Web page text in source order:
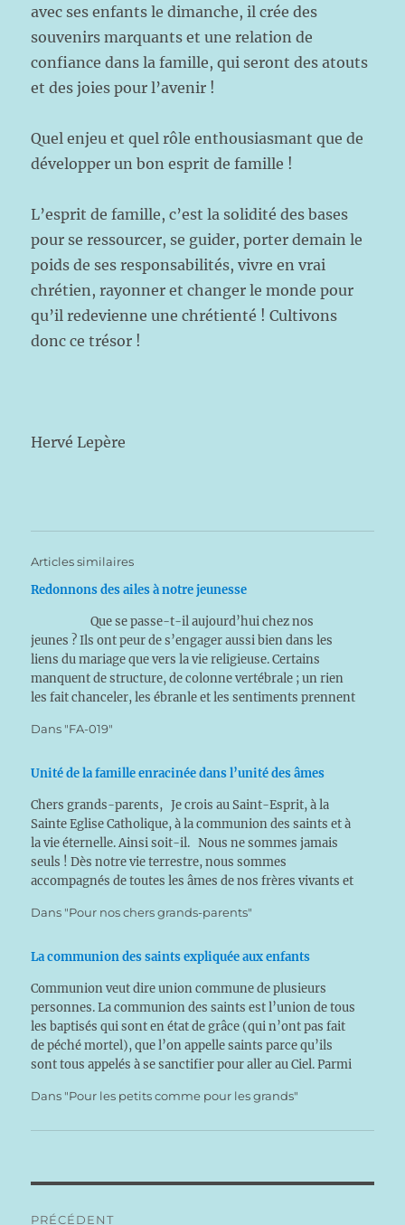
avec ses enfants le dimanche, il crée des
souvenirs marquants et une relation de
confiance dans la famille, qui seront des atouts
et des joies pour l’avenir !
Quel enjeu et quel rôle enthousiasmant que de
développer un bon esprit de famille !
L’esprit de famille, c’est la solidité des bases
pour se ressourcer, se guider, porter demain le
poids de ses responsabilités, vivre en vrai
chrétien, rayonner et changer le monde pour
qu’il redevienne une chrétienté ! Cultivons
donc ce trésor !
Hervé Lepère
Articles similaires
Redonnons des ailes à notre jeunesse
Que se passe-t-il aujourd’hui chez nos
jeunes ? Ils ont peur de s’engager aussi bien dans les
liens du mariage que vers la vie religieuse. Certains
manquent de structure, de colonne vertébrale ; un rien
les fait chanceler, les ébranle et les sentiments prennent
Dans "FA-019"
Unité de la famille enracinée dans l’unité des âmes
Chers grands-parents, Je crois au Saint-Esprit, à la
Sainte Eglise Catholique, à la communion des saints et à
la vie éternelle. Ainsi soit-il. Nous ne sommes jamais
seuls ! Dès notre vie terrestre, nous sommes
accompagnés de toutes les âmes de nos frères vivants et
Dans "Pour nos chers grands-parents"
La communion des saints expliquée aux enfants
Communion veut dire union commune de plusieurs
personnes. La communion des saints est l’union de tous
les baptisés qui sont en état de grâce (qui n’ont pas fait
de péché mortel), que l’on appelle saints parce qu’ils
sont tous appelés à se sanctifier pour aller au Ciel. Parmi
Dans "Pour les petits comme pour les grands"
PRÉCÉDENT